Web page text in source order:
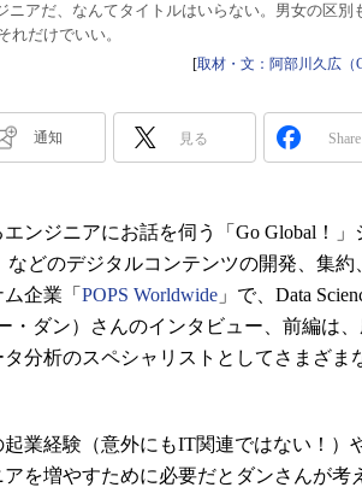
ニアだ、なんてタイトルはいらない。男女の区別
れだけでいい。
[取材・文：阿部川久広（
通知 見る Share
ンジニアにお話を伺う「Go Global！」
などのデジタルコンテンツの開発、集約
企業「 POPS Worldwide 」で、Data
・ダン）さんのインタビュー、前編は
分析のスペシャリストとしてさまざま
業経験（意外にもIT関連ではない！）
を増やすために必要だとダンさんが考